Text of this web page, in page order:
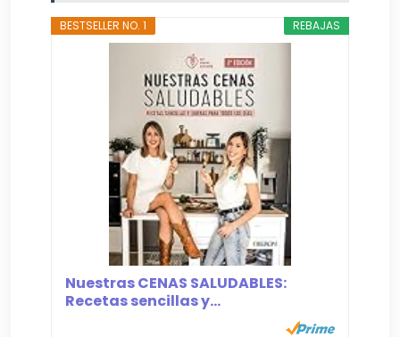
REBAJAS
BESTSELLER NO. 1
Nuestras CENAS SALUDABLES:
Recetas sencillas y...